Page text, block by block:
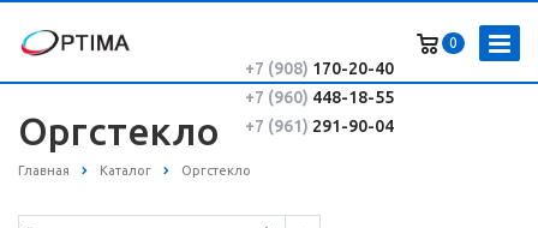
0
+7 (908) 170-20-40
+7 (960) 448-18-55
+7 (961) 291-90-04
Оргстекло
Главная Каталог Оргстекло